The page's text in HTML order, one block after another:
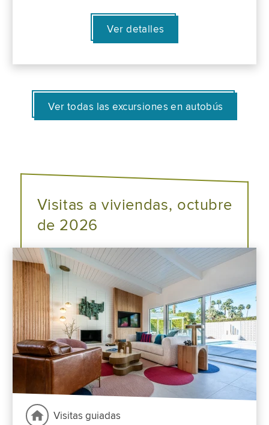
Ver detalles
Ver todas las excursiones en autobús
Visitas a viviendas, octubre
de 2026
Visitas guiadas